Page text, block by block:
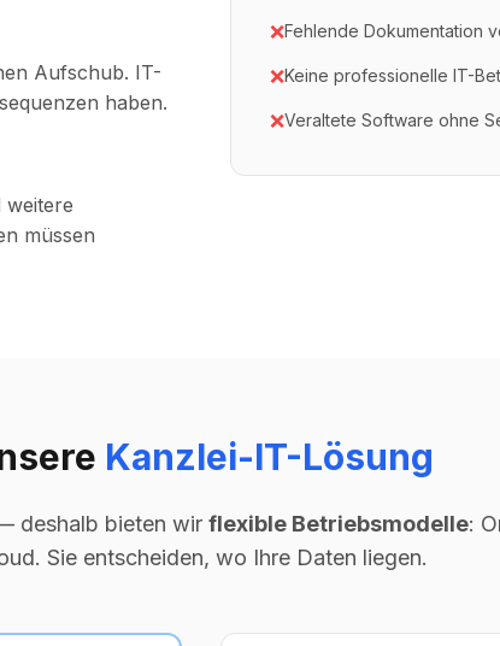
Aufschub. IT-
haben.
weitere
müssen
❌Fehlende Dokumentation
❌Keine professionelle IT-
❌Veraltete Software ohne
Kanzlei-IT-Lösung
deshalb bieten wir flexible Betriebsmodelle:
Sie entscheiden, wo Ihre Daten liegen.